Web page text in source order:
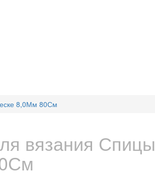
8,0Мм 80См
вязания Спицы